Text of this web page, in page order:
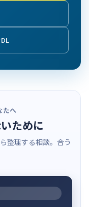
たへ
ために
整理する相談。合う